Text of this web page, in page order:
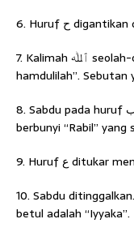
7. Kalimah ﭐﷲ seolah-olah tiada sabdu dan disebut “al-
hamdulilah”. Sebutan
8. Sabdu pada huruf ﺏ ditinggalkan sabdunya dan sebutan
berbunyi “Rabil” yang
10. Sabdu
betul adalah “Iyyaka”.